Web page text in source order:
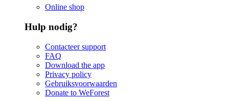
Online shop
Hulp nodig?
Contacteer support
FAQ
Download the app
Privacy policy
Gebruiksvoorwaarden
Donate to WeForest